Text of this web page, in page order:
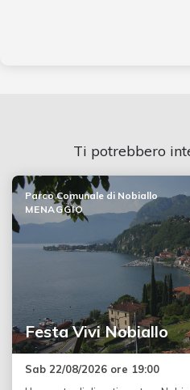
Ti potrebbero
Festa Vivi Nobiallo
Parco Comunale di Nobiallo
MENAGGIO
Sab 22/08/2026 ore 19:00